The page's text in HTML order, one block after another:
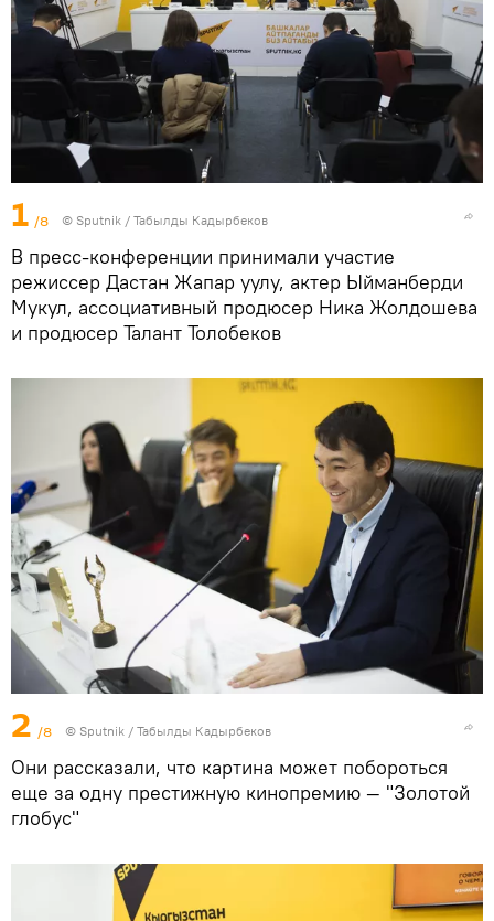
1 /8 © Sputnik / Табылды Кадырбеков
В пресс-конференции принимали участие
режиссер Дастан Жапар уулу, актер Ыйманберди
Мукул, ассоциативный продюсер Ника Жолдошева
и продюсер Талант Толобеков
2 /8 © Sputnik / Табылды Кадырбеков
Они рассказали, что картина может побороться
еще за одну престижную кинопремию — "Золотой
глобус"